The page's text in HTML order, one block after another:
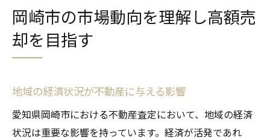
岡崎市の市場動向を理解し高額売
却を目指す
地域の経済状況が不動産に与える影響
愛知県岡崎市における不動産査定において、地域の経済
状況は重要な影響を持っています。経済が活発であれ